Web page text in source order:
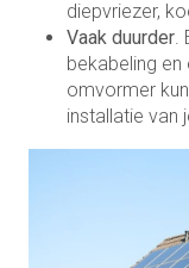
diepvriezer,
Vaak duurder.
bekabeling
omvormer
installatie van